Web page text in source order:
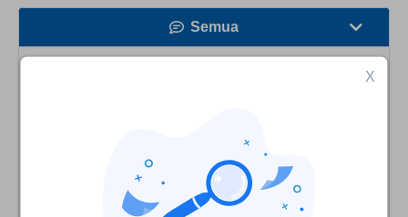
Semua
Keamanan
Layanan pelanggan
Ero alla ricerca di una vpn che riuscisse ad aprire netflix
usa , in modo da avere tutto il catalogo disponibile,
finalmente questa soluzione l ho trovata con cybersilent
X